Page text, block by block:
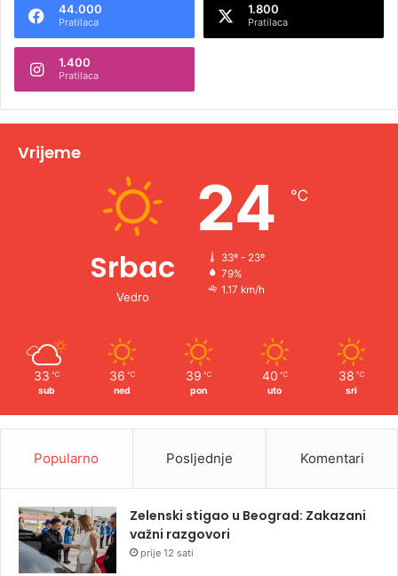
n
t
v
44.000
Pratilaca
1.800
Pratilaca
1.400
Pratilaca
Vrijeme
Srbac
Vedro
24 ℃
33º - 23º
79%
1.17 km/h
33 ℃
sub
36 ℃
ned
39 ℃
pon
40 ℃
uto
38 ℃
sri
Popularno Posljednje Komentari
Zelenski stigao u Beograd: Zakazani
važni razgovori
prije 12 sati